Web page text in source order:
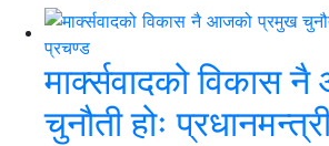
मार्क्सवादको विकास
चुनौती होः